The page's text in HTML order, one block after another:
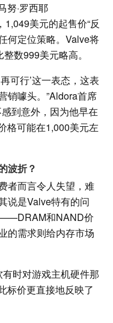
努·罗西耶
1,049美元的起售价“反
何定位策略。Valve将
数999美元略高。
可行’这一表态，这表
销噱头。”Aldora首席
到意外，因为他早在
格可能在1,000美元左
波折？
者而言令人失望，难
说是Valve特有的问
和NAND价
的需求则给内存市场
时对游戏主机硬件那
标价更直接地反映了